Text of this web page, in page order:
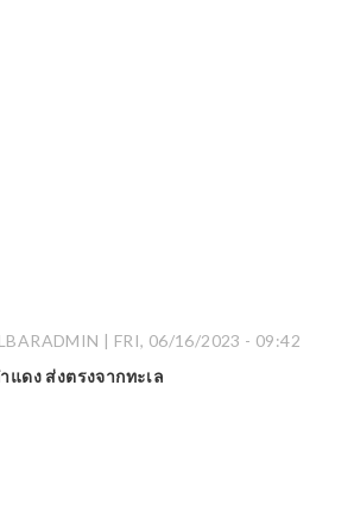
| FRI, 06/16/2023 - 09:42
แดง ส่งตรงจากทะเล